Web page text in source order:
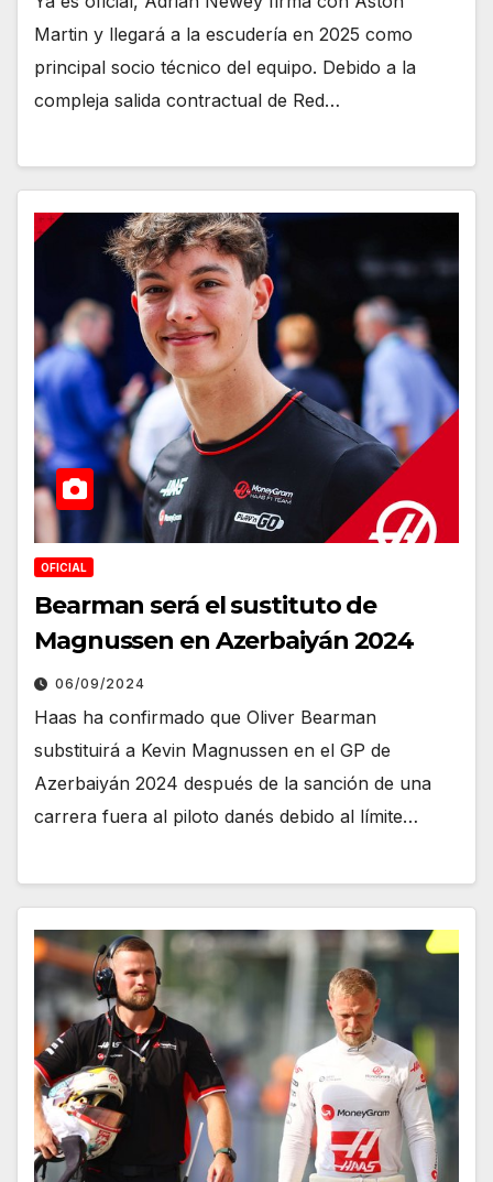
Martin y llegará a la escudería en 2025 como
principal socio técnico del equipo. Debido a la
compleja salida contractual de Red…
OFICIAL
Bearman será el sustituto de
Magnussen en Azerbaiyán 2024
06/09/2024
Haas ha confirmado que Oliver Bearman
substituirá a Kevin Magnussen en el GP de
Azerbaiyán 2024 después de la sanción de una
carrera fuera al piloto danés debido al límite…